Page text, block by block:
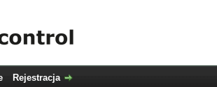
Rejestracja